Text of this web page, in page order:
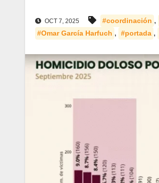
OCT 7, 2025 #coordinación ,
#Omar García Harfuch , #portada ,